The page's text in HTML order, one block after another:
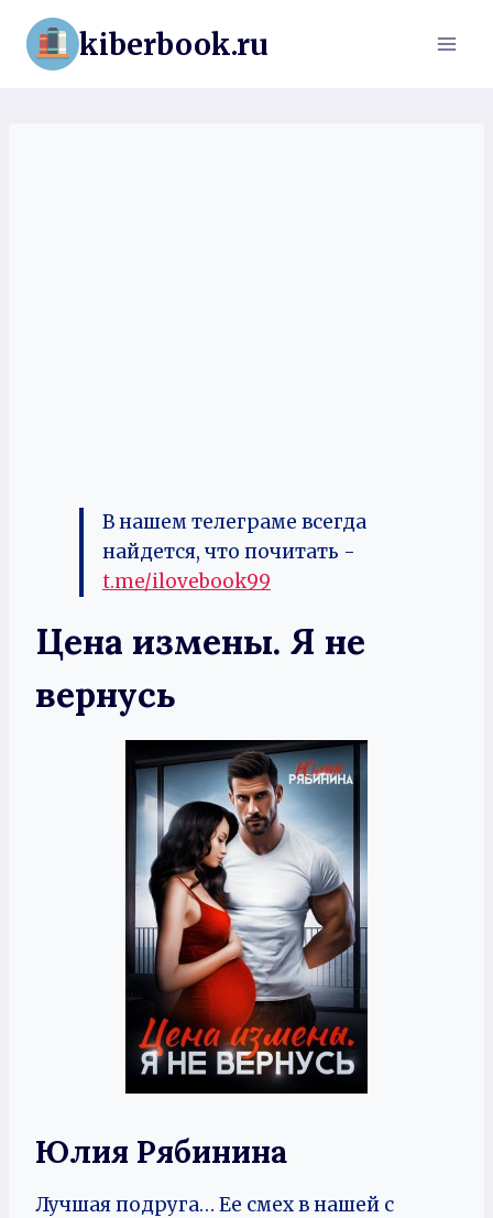
Перейти
содержимому
kiberbook.ru
В нашем телеграме всегда
найдется, что почитать -
t.me/ilovebook99
Цена измены. Я не
вернусь
Юлия Рябинина
Лучшая подруга… Ее смех в нашей с